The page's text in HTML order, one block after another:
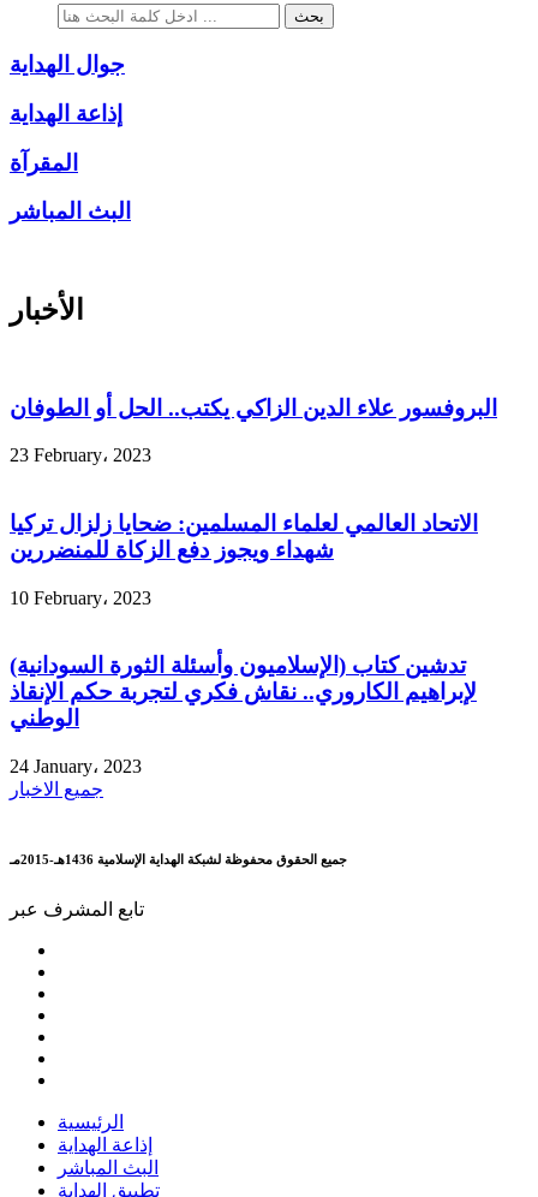
جوال الهداية
إذاعة الهداية
المقرآة
البث المباشر
الأخبار
البروفسور علاء الدين الزاكي يكتب.. الحل أو الطوفان
23 February، 2023
الاتحاد العالمي لعلماء المسلمين: ضحايا زلزال تركيا
شهداء ويجوز دفع الزكاة للمنضررين
10 February، 2023
تدشين كتاب (الإسلاميون وأسئلة الثورة السودانية)
لإبراهيم الكاروري.. نقاش فكري لتجربة حكم الإنقاذ
الوطني
24 January، 2023
جميع الاخبار
جميع الحقوق محفوظة لشبكة الهداية الإسلامية 1436هـ-2015مـ
تابع المشرف عبر
الرئيسية
إذاعة الهداية
البث المباشر
تطبيق الهداية